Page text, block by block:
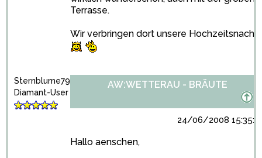
Terrasse.
Wir verbringen dort unsere
Sternblume79
Diamant-User
AW:WETTERAU - BRÄUTE
24/06/2008
Hallo aenschen,